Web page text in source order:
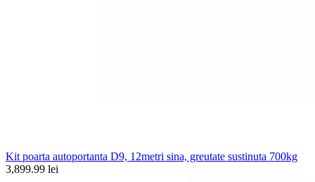
Kit poarta autoportanta D9, 12metri sina, greutate sustinuta 700kg
3,899.99 lei